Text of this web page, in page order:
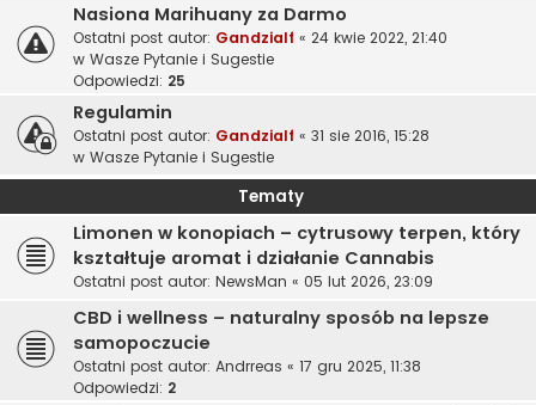
Nasiona Marihuany za Darmo
Ostatni post autor: Gandzialf « 24 kwie 2022, 21:40
w Wasze Pytanie i Sugestie
Odpowiedzi: 25
Regulamin
Ostatni post autor: Gandzialf « 31 sie 2016, 15:28
w Wasze Pytanie i Sugestie
Tematy
Limonen w konopiach – cytrusowy terpen, który
kształtuje aromat i działanie Cannabis
Ostatni post autor: NewsMan « 05 lut 2026, 23:09
CBD i wellness – naturalny sposób na lepsze
samopoczucie
Ostatni post autor: Andrreas « 17 gru 2025, 11:38
Odpowiedzi: 2